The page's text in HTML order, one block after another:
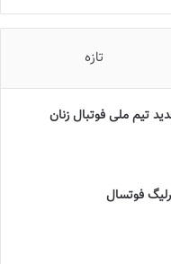
تازه
تيم ملى فوتبال زنان
فوتسال